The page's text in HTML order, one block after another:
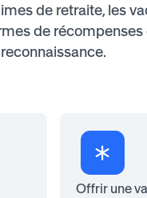
de retraite, les
de récompenses
reconnaissance.
Offrir une